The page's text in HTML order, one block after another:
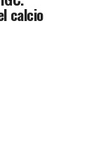
calcio